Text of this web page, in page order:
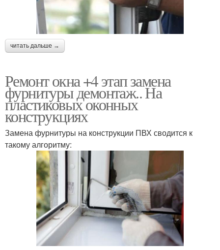
читать дальше →
Ремонт окна +4 этап замена
фурнитуры демонтаж.. На
пластиковых оконных
конструкциях
Замена фурнитуры на конструкции ПВХ сводится к
такому алгоритму: